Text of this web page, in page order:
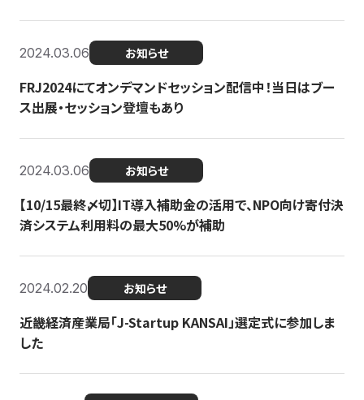
2024.03.06 お知らせ
FRJ2024にてオンデマンドセッション配信中！当日はブー
ス出展・セッション登壇もあり
2024.03.06 お知らせ
【10/15最終〆切】IT導入補助金の活用で、NPO向け寄付決
済システム利用料の最大50%が補助
2024.02.20 お知らせ
近畿経済産業局「J-Startup KANSAI」選定式に参加しま
した